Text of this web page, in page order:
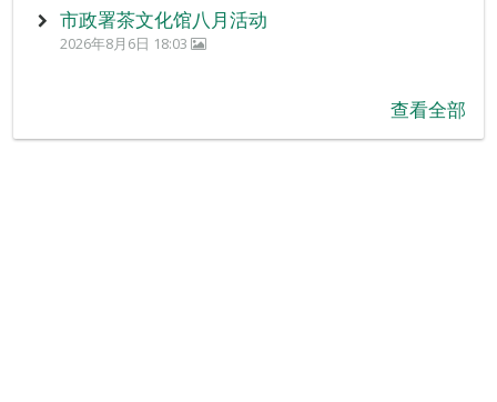
市政署茶文化馆八月活动
2026年8月6日 18:03
查看全部